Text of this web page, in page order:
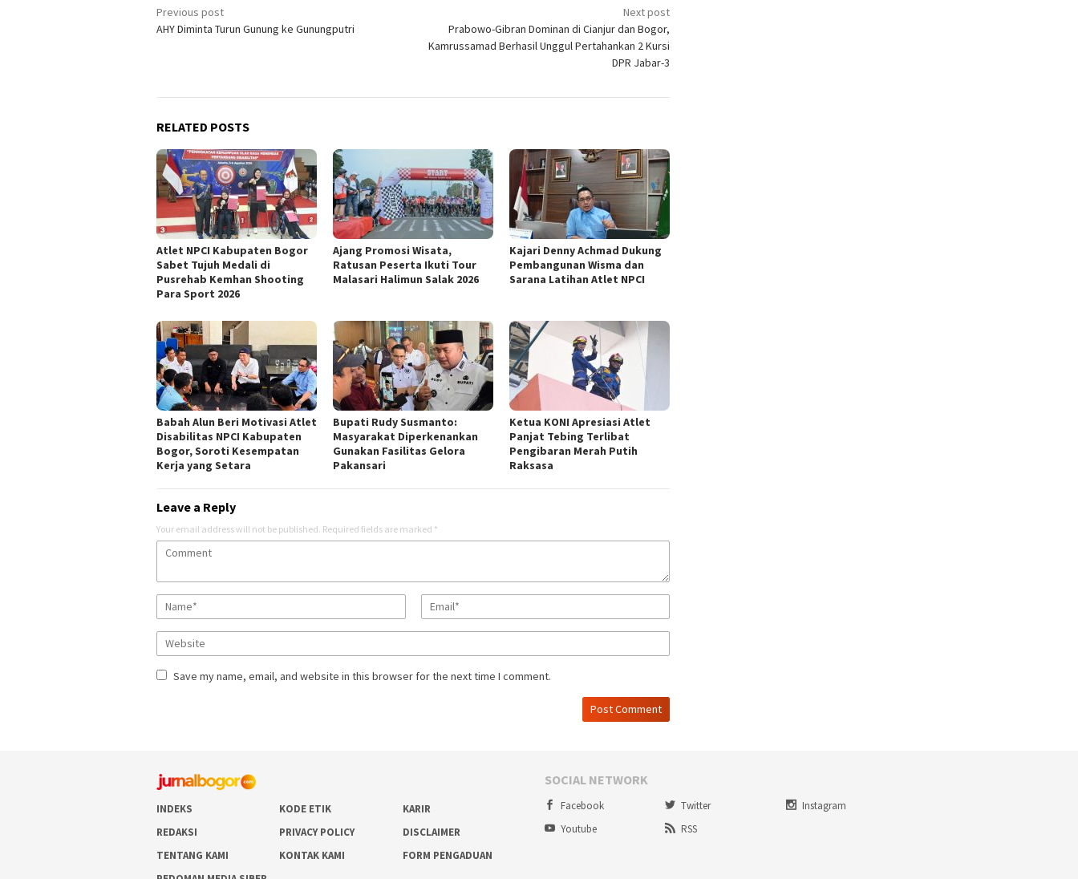
Post
navigation
Previous post
AHY Diminta Turun Gunung ke Gunungputri
Next post
Prabowo-Gibran Dominan di Cianjur dan Bogor,
Kamrussamad Berhasil Unggul Pertahankan 2 Kursi
DPR Jabar-3
RELATED POSTS
Atlet NPCI Kabupaten Bogor
Sabet Tujuh Medali di
Pusrehab Kemhan Shooting
Para Sport 2026
Ajang Promosi Wisata,
Ratusan Peserta Ikuti Tour
Malasari Halimun Salak 2026
Kajari Denny Achmad Dukung
Pembangunan Wisma dan
Sarana Latihan Atlet NPCI
Babah Alun Beri Motivasi Atlet
Disabilitas NPCI Kabupaten
Bogor, Soroti Kesempatan
Kerja yang Setara
Bupati Rudy Susmanto:
Masyarakat Diperkenankan
Gunakan Fasilitas Gelora
Pakansari
Ketua KONI Apresiasi Atlet
Panjat Tebing Terlibat
Pengibaran Merah Putih
Raksasa
Leave a Reply
Your email address will not be published. Required fields are marked *
Save my name, email, and website in this browser for the next time I comment.
INDEKS KODE ETIK
KARIR
REDAKSI
PRIVACY POLICY
DISCLAIMER
TENTANG KAMI
KONTAK KAMI
FORM PENGADUAN
SOCIAL NETWORK
Facebook Twitter
Instagram
Youtube
RSS